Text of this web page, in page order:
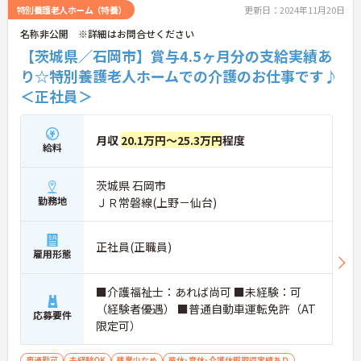
特別養護老人ホーム（特養） 更新日：2024年11月20日
名称非公開 ※詳細はお問合せください
【茨城県／石岡市】賞与4.5ヶ月分の支給実績あ
り☆特別養護老人ホームでの介護のお仕事です♪
＜正社員＞
給料 月収 20.1万円～25.3万円程度
勤務地
茨城県 石岡市
ＪＲ常磐線(上野－仙台)
雇用形態 正社員(正職員)
応募要件
■介護福祉士：あれば尚可 ■未経験：可
（経験者優遇） ■普通自動車運転免許（AT
限定可）